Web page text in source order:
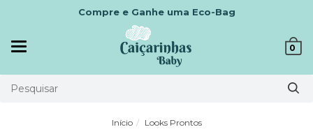
Compre e Ganhe uma Eco-Bag
0
Início Looks Prontos